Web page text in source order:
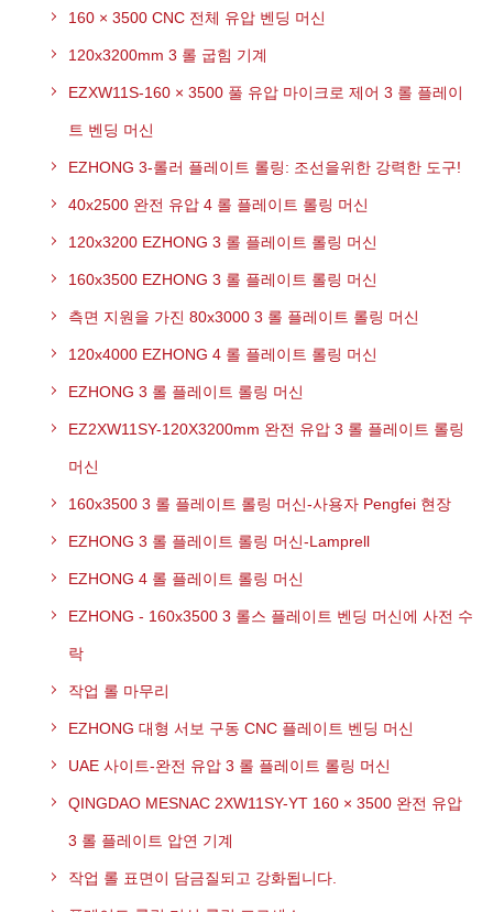
160 × 3500 CNC 전체 유압 벤딩 머신
120x3200mm 3 롤 굽힘 기계
EZXW11S-160 × 3500 풀 유압 마이크로 제어 3 롤 플레이
트 벤딩 머신
EZHONG 3-롤러 플레이트 롤링: 조선을위한 강력한 도구!
40x2500 완전 유압 4 롤 플레이트 롤링 머신
120x3200 EZHONG 3 롤 플레이트 롤링 머신
160x3500 EZHONG 3 롤 플레이트 롤링 머신
측면 지원을 가진 80x3000 3 롤 플레이트 롤링 머신
120x4000 EZHONG 4 롤 플레이트 롤링 머신
EZHONG 3 롤 플레이트 롤링 머신
EZ2XW11SY-120X3200mm 완전 유압 3 롤 플레이트 롤링
머신
160x3500 3 롤 플레이트 롤링 머신-사용자 Pengfei 현장
EZHONG 3 롤 플레이트 롤링 머신-Lamprell
EZHONG 4 롤 플레이트 롤링 머신
EZHONG - 160x3500 3 롤스 플레이트 벤딩 머신에 사전 수
락
작업 롤 마무리
EZHONG 대형 서보 구동 CNC 플레이트 벤딩 머신
UAE 사이트-완전 유압 3 롤 플레이트 롤링 머신
QINGDAO MESNAC 2XW11SY-YT 160 × 3500 완전 유압
3 롤 플레이트 압연 기계
작업 롤 표면이 담금질되고 강화됩니다.